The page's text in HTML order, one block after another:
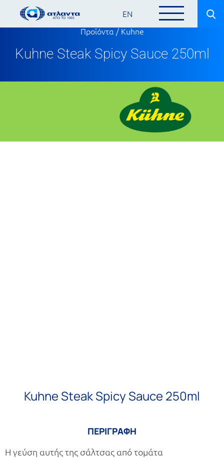
EN
Προϊόντα/Kuhne
Kuhne Steak Spicy Sauce 250ml
Kuhne Steak Spicy Sauce 250ml
ΠΕΡΙΓΡΑΦΗ
Η γεύση αυτής της σάλτσας από τομάτα